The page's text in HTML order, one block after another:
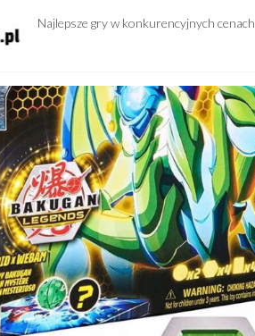
Najlepsze gry w konkurencyjnych cenach